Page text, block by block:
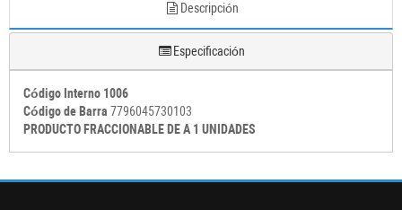
Descripción
Especificación
Código Interno 1006
Código de Barra 7796045730103
PRODUCTO FRACCIONABLE DE A 1 UNIDADES